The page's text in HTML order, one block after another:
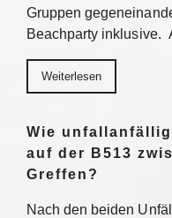
Gruppen
Beachparty inklusive.
Weiterlesen
Wie
auf der B513
Greffen?
Nach den beiden